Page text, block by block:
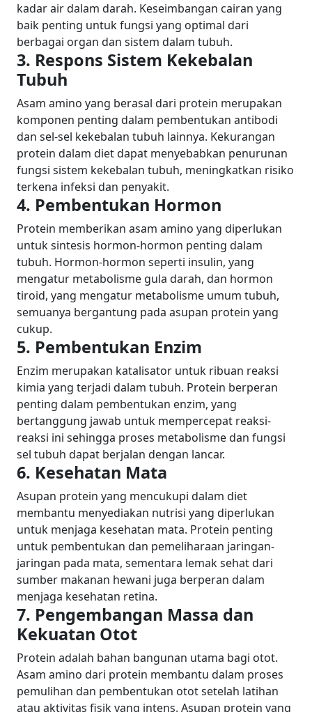
kadar air dalam darah. Keseimbangan cairan yang
baik penting untuk fungsi yang optimal dari
berbagai organ dan sistem dalam tubuh.
3. Respons Sistem Kekebalan
Tubuh
Asam amino yang berasal dari protein merupakan
komponen penting dalam pembentukan antibodi
dan sel-sel kekebalan tubuh lainnya. Kekurangan
protein dalam diet dapat menyebabkan penurunan
fungsi sistem kekebalan tubuh, meningkatkan risiko
terkena infeksi dan penyakit.
4. Pembentukan Hormon
Protein memberikan asam amino yang diperlukan
untuk sintesis hormon-hormon penting dalam
tubuh. Hormon-hormon seperti insulin, yang
mengatur metabolisme gula darah, dan hormon
tiroid, yang mengatur metabolisme umum tubuh,
semuanya bergantung pada asupan protein yang
cukup.
5. Pembentukan Enzim
Enzim merupakan katalisator untuk ribuan reaksi
kimia yang terjadi dalam tubuh. Protein berperan
penting dalam pembentukan enzim, yang
bertanggung jawab untuk mempercepat reaksi-
reaksi ini sehingga proses metabolisme dan fungsi
sel tubuh dapat berjalan dengan lancar.
6. Kesehatan Mata
Asupan protein yang mencukupi dalam diet
membantu menyediakan nutrisi yang diperlukan
untuk menjaga kesehatan mata. Protein penting
untuk pembentukan dan pemeliharaan jaringan-
jaringan pada mata, sementara lemak sehat dari
sumber makanan hewani juga berperan dalam
menjaga kesehatan retina.
7. Pengembangan Massa dan
Kekuatan Otot
Protein adalah bahan bangunan utama bagi otot.
Asam amino dari protein membantu dalam proses
pemulihan dan pembentukan otot setelah latihan
atau aktivitas fisik yang intens. Asupan protein yang